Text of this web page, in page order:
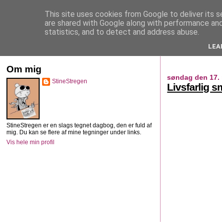
StineStregen
søndag den 17.
Livsfarlig
Om mig
StineStregen
StineStregen er en slags tegnet dagbog, den er fuld af
mig. Du kan se flere af mine tegninger under links.
Vis hele min profil
This site uses cookies from Google to deliver its
are shared with Google along with performance
statistics, and to detect and address abuse.